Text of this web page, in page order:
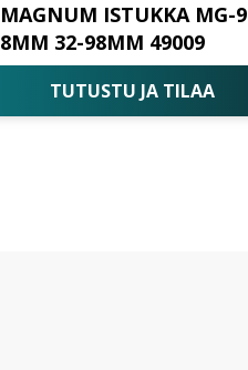
MAGNUM ISTUKKA MG-9
8MM 32-98MM 49009
TUTUSTU JA TILAA